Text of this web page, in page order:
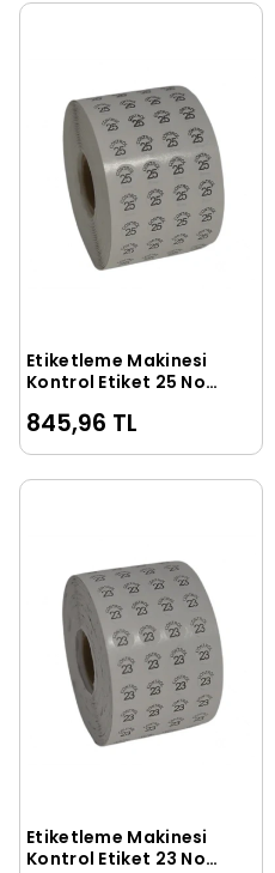
Sepete Ekle
Etiketleme Makinesi
Kontrol Etiket 25 No
845,96 TL
Sepete Ekle
Etiketleme Makinesi
Kontrol Etiket 23 No